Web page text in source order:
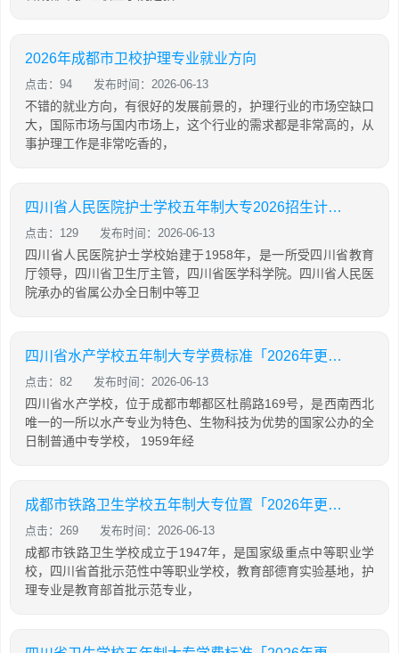
2026年成都市卫校护理专业就业方向
点击：94 发布时间：2026-06-13
不错的就业方向，有很好的发展前景的，护理行业的市场空缺口
大，国际市场与国内市场上，这个行业的需求都是非常高的，从
事护理工作是非常吃香的，
四川省人民医院护士学校五年制大专2026招生计划「2026年更新」
点击：129 发布时间：2026-06-13
四川省人民医院护士学校始建于1958年，是一所受四川省教育
厅领导，四川省卫生厅主管，四川省医学科学院。四川省人民医
院承办的省属公办全日制中等卫
四川省水产学校五年制大专学费标准「2026年更新」
点击：82 发布时间：2026-06-13
四川省水产学校，位于成都市郫都区杜鹃路169号，是西南西北
唯一的一所以水产专业为特色、生物科技为优势的国家公办的全
日制普通中专学校， 1959年经
成都市铁路卫生学校五年制大专位置「2026年更新」
点击：269 发布时间：2026-06-13
成都市铁路卫生学校成立于1947年，是国家级重点中等职业学
校，四川省首批示范性中等职业学校，教育部德育实验基地，护
理专业是教育部首批示范专业，